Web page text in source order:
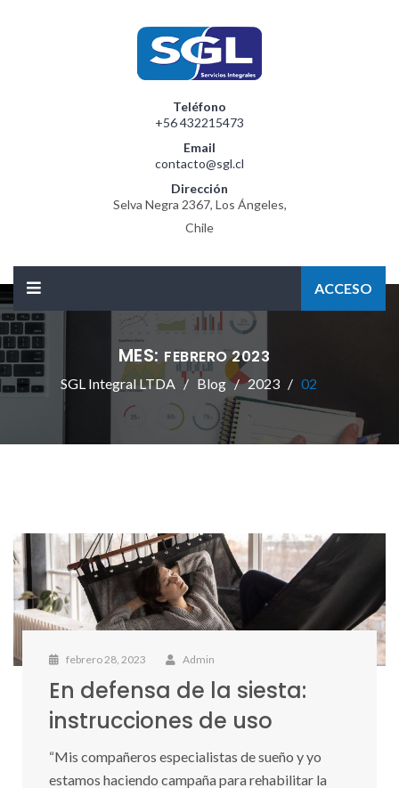
Teléfono
+56 432215473
Email
contacto@sgl.cl
Dirección
Selva Negra 2367, Los Ángeles,
Chile
ACCESO
MES:FEBRERO 2023
SGL Integral LTDA Blog 2023 02
febrero 28, 2023 Admin
En defensa de la siesta:
instrucciones de uso
“Mis compañeros especialistas de sueño y yo
estamos haciendo campaña para rehabilitar la